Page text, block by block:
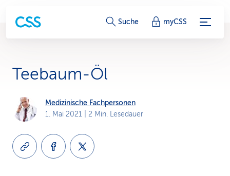
S
r
i
Suche myCSS
Teebaum-Öl
Medizinische Fachpersonen
1. Mai 2021 | 2 Min. Lesedauer